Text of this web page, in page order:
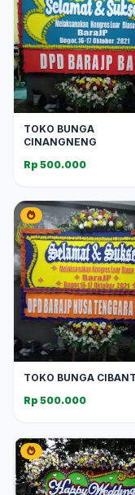
TOKO BUNGA
CINANGNENG
Rp 500.000
TOKO BUNGA
Rp 500.000